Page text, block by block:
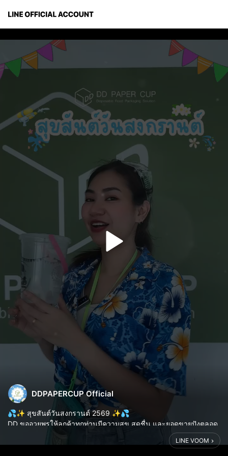
DDPAPERCUP Official
💦✨ สุขสันต์วันสงกรานต์ 2569 ✨💦
DD ขออวยพรให้ลูกค้าทุกท่านมีความสุข สดชื่น และยอดขายปังตลอด
ปี 2569 ขอบคุณที่ให้เราเป็นส่วนหนึ่งในความสำเร็จของคุณ 💙🙏
LINE VOOM